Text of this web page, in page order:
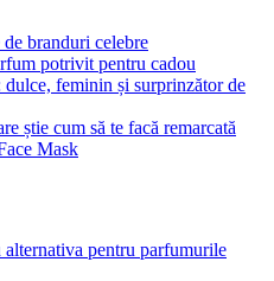
branduri celebre
potrivit pentru cadou
feminin și surprinzător de
știe cum să te facă remarcată
Mask
pentru parfumurile